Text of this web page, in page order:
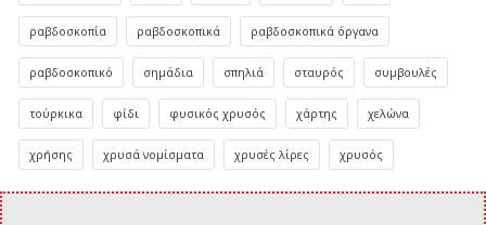
ραβδοσκοπία ραβδοσκοπικά ραβδοσκοπικά όργανα
ραβδοσκοπικό σημάδια σπηλιά σταυρός συμβουλές
τούρκικα φίδι φυσικός χρυσός χάρτης χελώνα
χρήσης χρυσά νομίσματα χρυσές λίρες χρυσός